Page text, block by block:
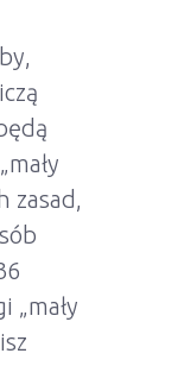
zasad,
„mały